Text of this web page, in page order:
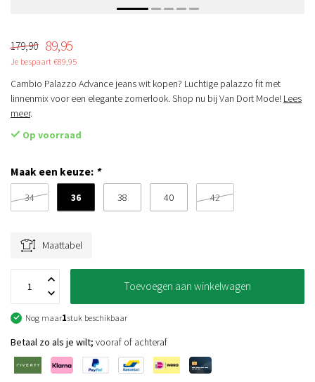
179,90 89,95
Je bespaart €89,95
Cambio Palazzo Advance jeans wit kopen? Luchtige palazzo fit met
linnenmix voor een elegante zomerlook. Shop nu bij Van Dort Mode! Lees
meer.
Op voorraad
Maak een keuze: *
34 36 38 40 42
Maattabel
Toevoegen aan winkelwagen
Nog maar1stuk beschikbaar
Betaal zo als je wilt; vooraf of achteraf